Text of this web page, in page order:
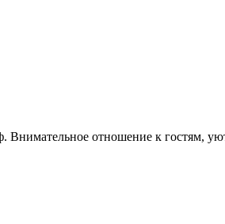
отношение к гостям,